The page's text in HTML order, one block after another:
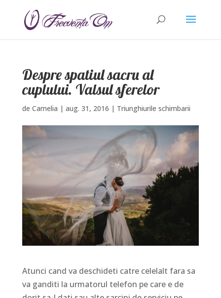
Despre spatiul sacru al
cuplului. Valsul sferelor
de Camelia | aug. 31, 2016 | Triunghiurile schimbarii
Atunci cand va deschideti catre celelalt fara sa
va ganditi la urmatorul telefon pe care e de